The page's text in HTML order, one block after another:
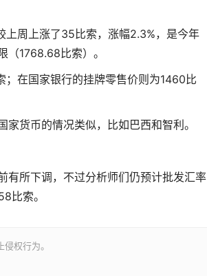
周上涨了35比索，涨幅2.3%，是今年
（1768.68比索）。
在国家银行的挂牌零售价则为1460比
货币的情况类似，比如巴西和智利。
有所下调，不过分析师们仍预计批发汇率
比索。
权行为。